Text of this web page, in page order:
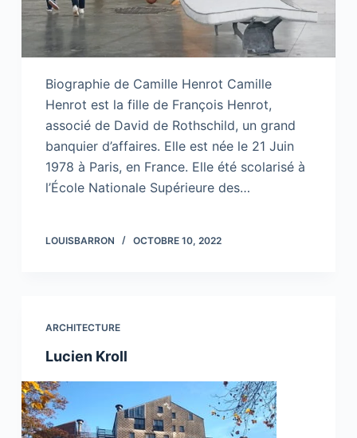
Biographie de Camille Henrot Camille
Henrot est la fille de François Henrot,
associé de David de Rothschild, un grand
banquier d’affaires. Elle est née le 21 Juin
1978 à Paris, en France. Elle été scolarisé à
l’École Nationale Supérieure des…
LOUISBARRON OCTOBRE 10, 2022
ARCHITECTURE
Lucien Kroll